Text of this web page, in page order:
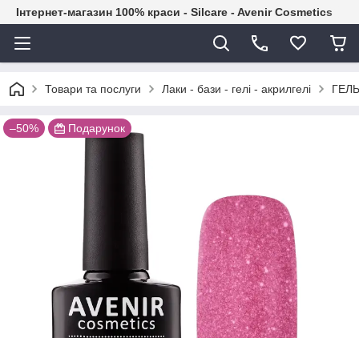
Інтернет-магазин 100% краси - Silcare - Avenir Cosmetics
Товари та послуги Лаки - бази - гелі - акрилгелі
–50% Подарунок